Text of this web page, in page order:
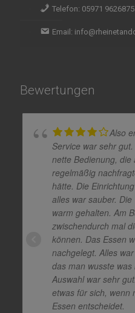
Telefon: 05971 9626875
Email:
Bewertungen
Also
Service war sehr
nette Bedienung,
regelmäßig
hätte. Die
alles war sauber.
warm gehalten. Am
zwischendurch mal
können. Das Essen
nachgelegt. Alles
das man wusste
Auswahl war sehr
etwas für sich, wenn
Essen entscheidet.